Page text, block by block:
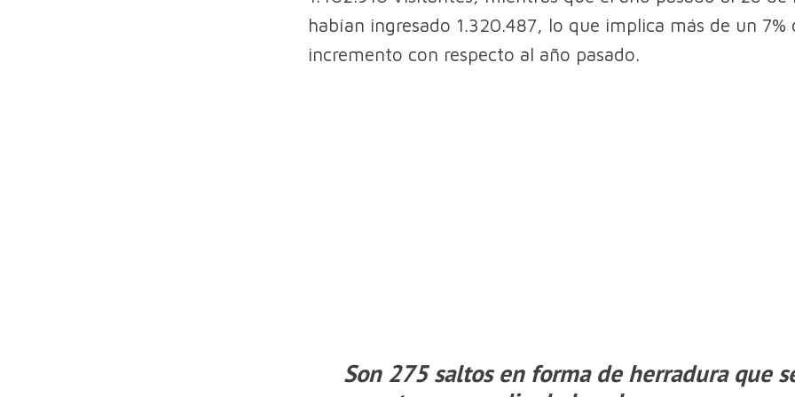
habían ingresado 1.320.487, lo que implica más de un 7%
incremento con respecto al año pasado.
Son 275 saltos en forma de herradura que